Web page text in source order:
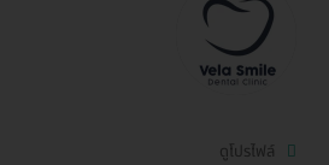
ดูโปรไฟล์